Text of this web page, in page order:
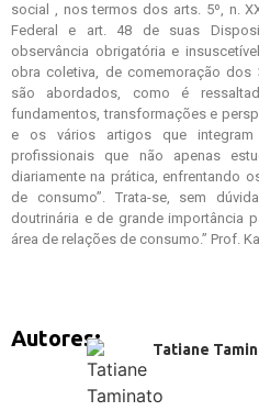
social , nos termos dos arts. 5º, n.
Federal e art. 48 de suas
observância obrigatória e
obra coletiva, de comemoração dos
são abordados, como é
fundamentos, transformações e
e os vários artigos que
profissionais que não apenas
diariamente na prática, enfrentando
de consumo”. Trata-se, sem
doutrinária e de grande importância
área de relações de consumo.” Prof.
Autores: Tatiane